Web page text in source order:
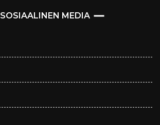
SOSIAALINEN MEDIA